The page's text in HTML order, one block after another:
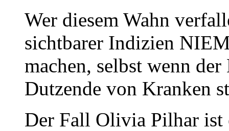
Wer diesem Wahn
sichtbarer Indizien
machen, selbst wenn
Dutzende von Kranken
Der Fall Olivia Pilhar ist